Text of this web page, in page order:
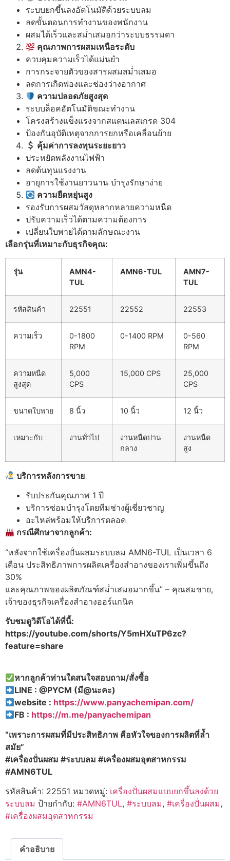
ระบบยกขึ้นลงอัตโนมัติด้วยระบบลม
ลดขั้นตอนการทำงานของพนักงาน
ผสมได้เร็วและสม่ำเสมอกว่าระบบธรรมดา
คุณภาพการผสมเหนือระดับ
ควบคุมความเร็วได้แม่นยำ
การกระจายตัวของสารผสมสม่ำเสมอ
ลดการเกิดฟองและช่องว่างอากาศ
ความปลอดภัยสูงสุด
ระบบล็อคอัตโนมัติขณะทำงาน
โครงสร้างแข็งแรงจากสแตนเลสเกรด 304
ป้องกันอุบัติเหตุจากการยกหรือเคลื่อนย้าย
คุ้มค่าการลงทุนระยะยาว
ประหยัดพลังงานไฟฟ้า
ลดต้นทุนแรงงาน
อายุการใช้งานยาวนาน บำรุงรักษาง่าย
ความยืดหยุ่นสูง
รองรับการผสมวัสดุหลากหลายความหนืด
ปรับความเร็วได้ตามความต้องการ
เปลี่ยนใบพายได้ตามลักษณะงาน
เลือกรุ่นที่เหมาะกับธุรกิจคุณ:
รุ่น
AMN4-
TUL
AMN6-TUL
AMN7-
TUL
รหัสสินค้า 22551 22552 22553
ความเร็ว
0-1800
RPM
0-1400 RPM
0-560
RPM
ความหนืด
สูงสุด
5,000
CPS
15,000 CPS
25,000
CPS
ขนาดใบพาย 8 นิ้ว 10 นิ้ว 12 นิ้ว
เหมาะกับ งานทั่วไป
งานหนืดปาน
กลาง
งานหนืด
สูง
บริการหลังการขาย
รับประกันคุณภาพ 1 ปี
บริการซ่อมบำรุงโดยทีมช่างผู้เชี่ยวชาญ
อะไหล่พร้อมให้บริการตลอด
กรณีศึกษาจากลูกค้า:
“หลังจากใช้เครื่องปั่นผสมระบบลม AMN6-TUL เป็นเวลา 6
เดือน ประสิทธิภาพการผลิตเครื่องสำอางของเราเพิ่มขึ้นถึง
30%
และคุณภาพของผลิตภัณฑ์สม่ำเสมอมากขึ้น” – คุณสมชาย,
เจ้าของธุรกิจเครื่องสำอางออร์แกนิค
รับชมดูวิดีโอได้ที่นี้:
https://youtube.com/shorts/Y5mHXuTP6zc?
feature=share
หากลูกค้าท่านใดสนใจสอบถาม/สั่งซื้อ
LINE : @PYCM (มี@นะคะ)
website : https://www.panyachemipan.com/
FB : https://m.me/panyachemipan
“เพราะการผสมที่มีประสิทธิภาพ คือหัวใจของการผลิตที่ล้ำ
สมัย”
#เครื่องปั่นผสม #ระบบลม #เครื่องผสมอุตสาหกรรม
#AMN6TUL
รหัสสินค้า: 22551 หมวดหมู่: เครื่องปั่นผสมแบบยกขึ้นลงด้วย
ระบบลม ป้ายกำกับ: #AMN6TUL, #ระบบลม, #เครื่องปั่นผสม,
#เครื่องผสมอุตสาหกรรม
คำอธิบาย